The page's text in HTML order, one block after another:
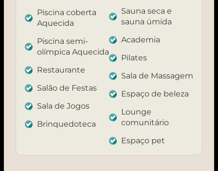
Piscina coberta
Aquecida
Piscina semi-
olímpica Aquecida
Restaurante
Salão de Festas
Sala de Jogos
Brinquedoteca
Sauna seca e
sauna úmida
Academia
Pilates
Sala de Massagem
Espaço de beleza
Lounge
comunitário
Espaço pet